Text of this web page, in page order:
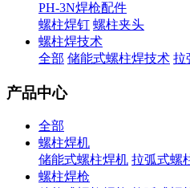
PH-3N焊枪配件
螺柱焊钉 螺柱夹头
螺柱焊技术
全部 储能式螺柱焊技术 拉
产品中心
全部
螺柱焊机
储能式螺柱焊机 拉弧式螺
螺柱焊枪